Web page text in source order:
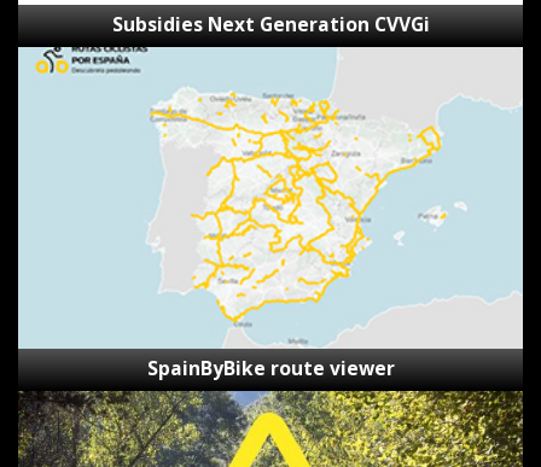
Subsidies Next Generation CVVGi
SpainByBike
route
SpainByBike route viewer
Reporting
Form